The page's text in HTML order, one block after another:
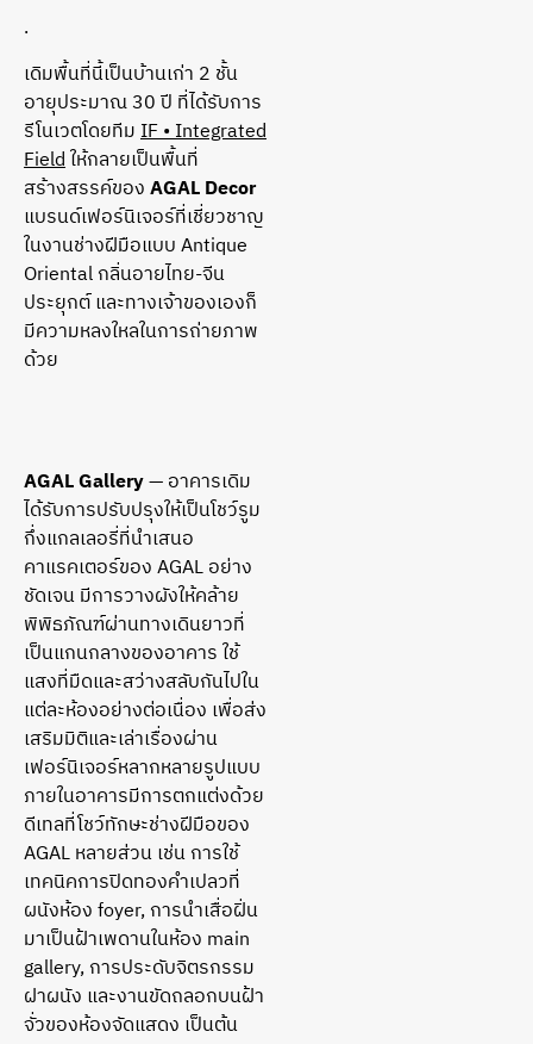
.
เดิมพื้นที่นี้เป็นบ้านเก่า 2 ชั้น
อายุประมาณ 30 ปี ที่ได้รับการ
รีโนเวตโดยทีมIF • Integrated
Fieldให้กลายเป็นพื้นที่
สร้างสรรค์ของAGAL Decor
แบรนด์เฟอร์นิเจอร์ที่เชี่ยวชาญ
ในงานช่างฝีมือแบบ Antique
Oriental กลิ่นอายไทย-จีน
ประยุกต์ และทางเจ้าของเองก็
มีความหลงใหลในการถ่ายภาพ
ด้วย
AGAL Gallery— อาคารเดิม
ได้รับการปรับปรุงให้เป็นโชว์รูม
กึ่งแกลเลอรี่ที่นำเสนอ
คาแรคเตอร์ของ AGAL อย่าง
ชัดเจน มีการวางผังให้คล้าย
พิพิธภัณฑ์ผ่านทางเดินยาวที่
เป็นแกนกลางของอาคาร ใช้
แสงที่มืดและสว่างสลับกันไปใน
แต่ละห้องอย่างต่อเนื่อง เพื่อส่ง
เสริมมิติและเล่าเรื่องผ่าน
เฟอร์นิเจอร์หลากหลายรูปแบบ
ภายในอาคารมีการตกแต่งด้วย
ดีเทลที่โชว์ทักษะช่างฝีมือของ
AGAL หลายส่วน เช่น การใช้
เทคนิคการปิดทองคำเปลวที่
ผนังห้อง foyer, การนำเสื่อฝิ่น
มาเป็นฝ้าเพดานในห้อง main
gallery, การประดับจิตรกรรม
ฝาผนัง และงานขัดถลอกบนฝ้า
จั่วของห้องจัดแสดง เป็นต้น